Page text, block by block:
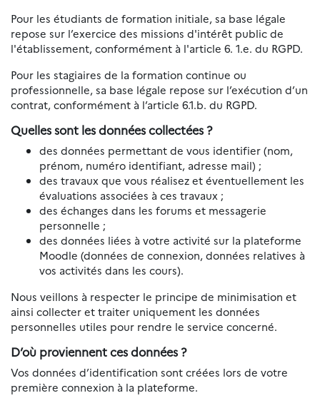
Pour les étudiants de formation initiale, sa base légale
repose sur l’exercice des missions d'intérêt public de
l'établissement, conformément à l'article 6. 1.e. du RGPD.
Pour les stagiaires de la formation continue ou
professionnelle, sa base légale repose sur l’exécution d’un
contrat, conformément à l’article 6.1.b. du RGPD.
Quelles sont les données collectées ?
des données permettant de vous identifier (nom,
prénom, numéro identifiant, adresse mail) ;
des travaux que vous réalisez et éventuellement les
évaluations associées à ces travaux ;
des échanges dans les forums et messagerie
personnelle ;
des données liées à votre activité sur la plateforme
Moodle (données de connexion, données relatives à
vos activités dans les cours).
Nous veillons à respecter le principe de minimisation et
ainsi collecter et traiter uniquement les données
personnelles utiles pour rendre le service concerné.
D’où proviennent ces données ?
Vos données d’identification sont créées lors de votre
première connexion à la plateforme.